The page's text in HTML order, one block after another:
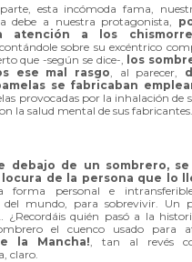
esta incómoda fama,
debe a nuestra protagonista,
atención a los
contándole sobre su excéntrico
que -según se dice-, los
ese mal rasgo , al parecer,
se fabricaban
provocadas por la inhalación de
la salud mental de sus fabricantes.
debajo de un sombrero,
de la persona que lo
forma personal e
del mundo, para sobrevivir. Un
¿Recordáis quién pasó a la
el cuenco usado para
la Mancha! , tan al revés
claro.